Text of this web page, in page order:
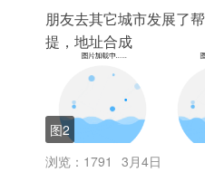
先推送实名账号发布
大业务机会。三、信
费吗？1、本网站是
平台。2、我们为广
分类信息的服务。为
网站的信息质量，我
态，“待审核”的信息
我们编辑都会及时处
信息合法、规范，我
朋友去其它城市发展了
提，地址合成
图2
浏览：1791
3月4日